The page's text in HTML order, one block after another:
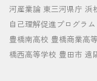
河産業論 東三河県庁 浜
自己理解促進プログラム
豊橋南高校 豊橋商業高
橋西高等学校 豊田市 遠